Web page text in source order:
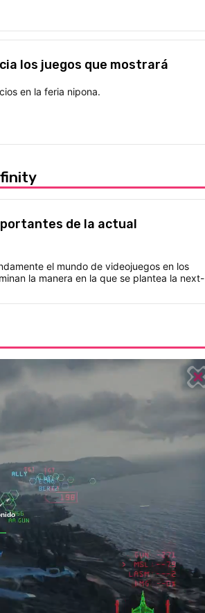
los juegos que mostrará
en la feria nipona.
de la actual
el mundo de videojuegos en los
la manera en la que se plantea la next-